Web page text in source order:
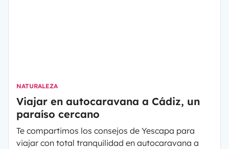
NATURALEZA
Viajar en autocaravana a Cádiz, un
paraíso cercano
Te compartimos los consejos de Yescapa para
viajar con total tranquilidad en autocaravana a